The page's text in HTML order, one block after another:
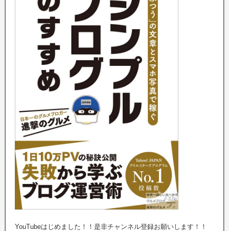
YouTubeはじめました！！是非チャンネル登録お願いします！！